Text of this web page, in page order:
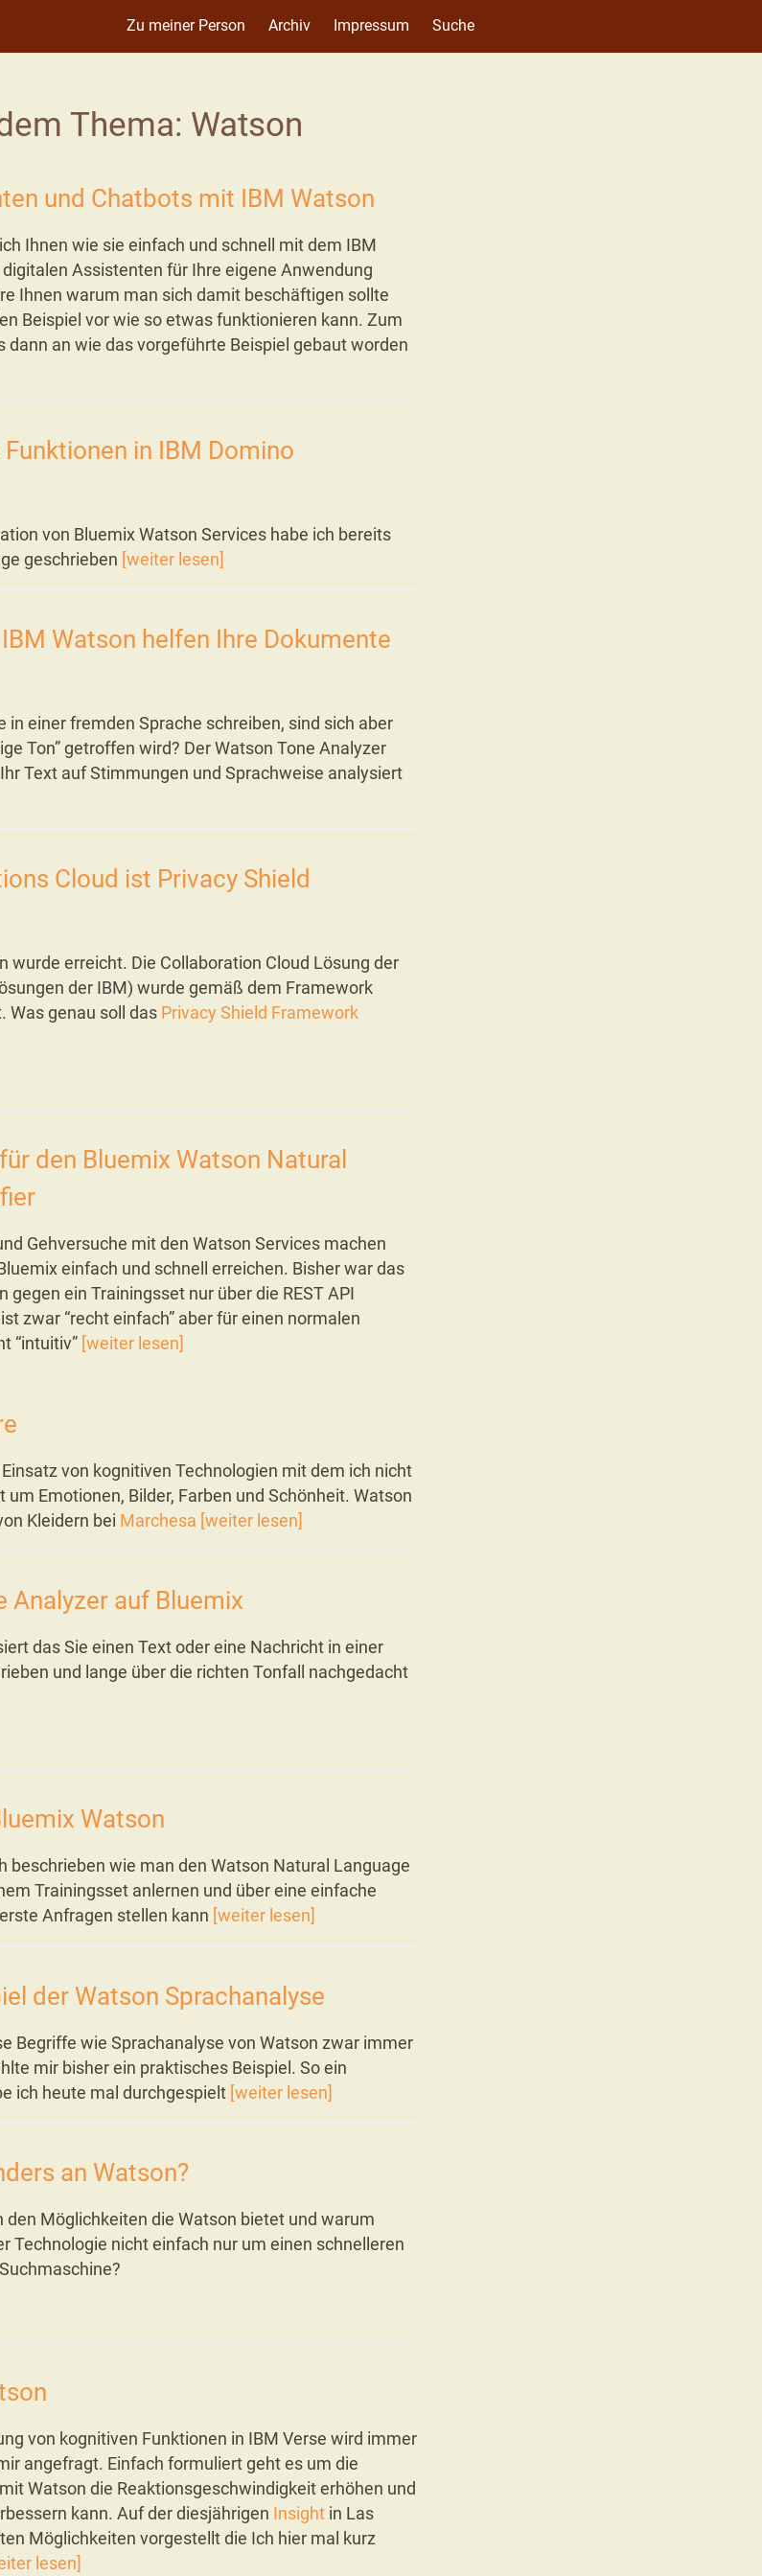
Zu meiner Person Archiv Impressum Suche
Thema: Watson
und Chatbots mit IBM Watson
Ihnen wie sie einfach und schnell mit dem IBM
Assistenten für Ihre eigene Anwendung
Ihnen warum man sich damit beschäftigen sollte
Beispiel vor wie so etwas funktionieren kann. Zum
dann an wie das vorgeführte Beispiel gebaut worden
in IBM Domino
von Bluemix Watson Services habe ich bereits
geschrieben [weiter lesen]
Watson helfen Ihre Dokumente
in einer fremden Sprache schreiben, sind sich aber
Ton” getroffen wird? Der Watson Tone Analyzer
Text auf Stimmungen und Sprachweise analysiert
Cloud ist Privacy Shield
wurde erreicht. Die Collaboration Cloud Lösung der
der IBM) wurde gemäß dem Framework
Was genau soll das Privacy Shield Framework
den Bluemix Watson Natural
Gehversuche mit den Watson Services machen
einfach und schnell erreichen. Bisher war das
gegen ein Trainingsset nur über die REST API
zwar “recht einfach” aber für einen normalen
“intuitiv” [weiter lesen]
von kognitiven Technologien mit dem ich nicht
um Emotionen, Bilder, Farben und Schönheit. Watson
Kleidern bei Marchesa [weiter lesen]
Analyzer auf Bluemix
das Sie einen Text oder eine Nachricht in einer
und lange über die richten Tonfall nachgedacht
Watson
beschrieben wie man den Watson Natural Language
Trainingsset anlernen und über eine einfache
Anfragen stellen kann [weiter lesen]
der Watson Sprachanalyse
Begriffe wie Sprachanalyse von Watson zwar immer
mir bisher ein praktisches Beispiel. So ein
ich heute mal durchgespielt [weiter lesen]
an Watson?
den Möglichkeiten die Watson bietet und warum
Technologie nicht einfach nur um einen schnelleren
von kognitiven Funktionen in IBM Verse wird immer
angefragt. Einfach formuliert geht es um die
Watson die Reaktionsgeschwindigkeit erhöhen und
kann. Auf der diesjährigen Insight in Las
Möglichkeiten vorgestellt die Ich hier mal kurz
lesen]